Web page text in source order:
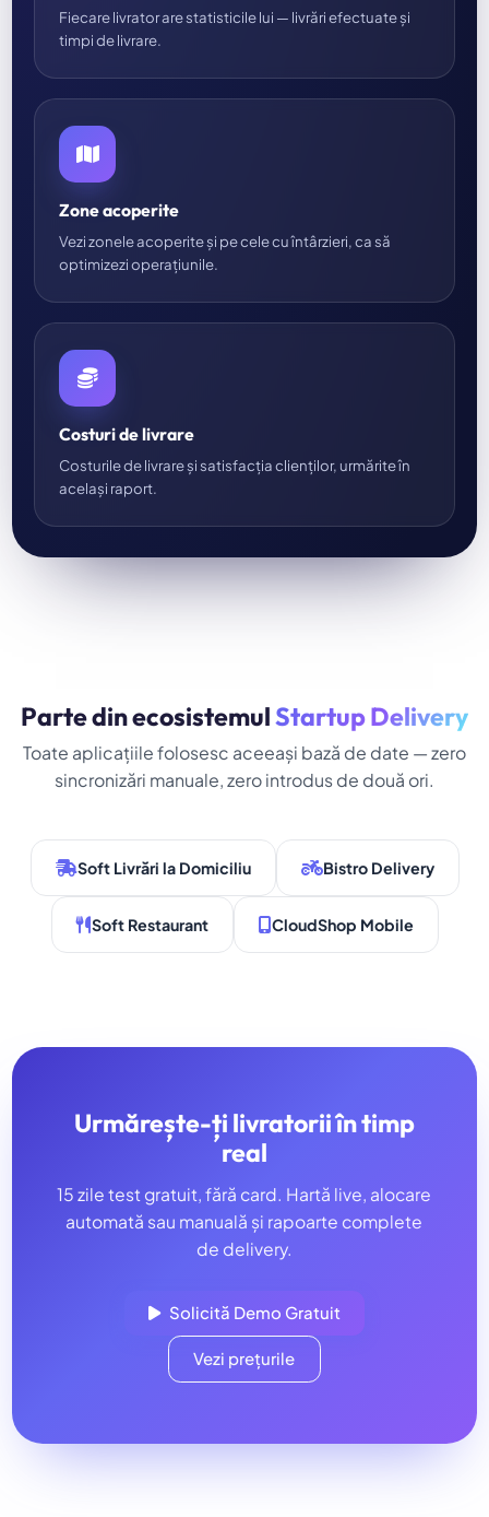
Fiecare livrator are statisticile lui — livrări efectuate și
timpi de livrare.
Zone acoperite
Vezi zonele acoperite și pe cele cu întârzieri, ca să
optimizezi operațiunile.
Costuri de livrare
Costurile de livrare și satisfacția clienților, urmărite în
același raport.
Parte din ecosistemulStartup Delivery
Toate aplicațiile folosesc aceeași bază de date — zero
sincronizări manuale, zero introdus de două ori.
Soft Livrări la Domiciliu Bistro Delivery
Soft Restaurant CloudShop Mobile
Urmărește-ți livratorii în timp
real
15 zile test gratuit, fără card. Hartă live, alocare
automată sau manuală și rapoarte complete
de delivery.
Solicită Demo Gratuit
Vezi prețurile